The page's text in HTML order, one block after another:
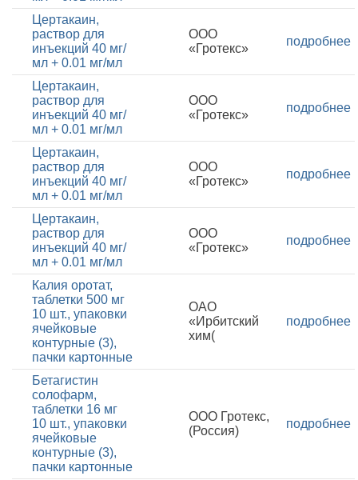
Цертакаин,
раствор для
инъекций 40 мг/
мл + 0.01 мг/мл
ООО
«Гротекс»
подробнее
Цертакаин,
раствор для
инъекций 40 мг/
мл + 0.01 мг/мл
ООО
«Гротекс»
подробнее
Цертакаин,
раствор для
инъекций 40 мг/
мл + 0.01 мг/мл
ООО
«Гротекс»
подробнее
Цертакаин,
раствор для
инъекций 40 мг/
мл + 0.01 мг/мл
ООО
«Гротекс»
подробнее
Калия оротат,
таблетки 500 мг
10 шт., упаковки
ячейковые
контурные (3),
пачки картонные
ОАО
«Ирбитский
хим(
подробнее
Бетагистин
солофарм,
таблетки 16 мг
10 шт., упаковки
ячейковые
контурные (3),
пачки картонные
ООО Гротекс,
(Россия)
подробнее